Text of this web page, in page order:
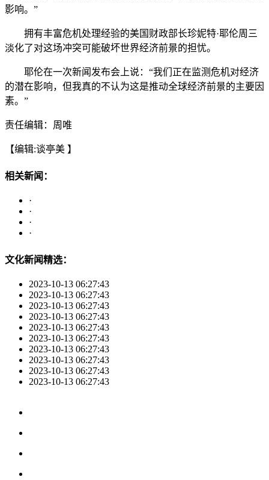
影响。”
拥有丰富危机处理经验的美国财政部长珍妮特·耶伦周三
淡化了对这场冲突可能破坏世界经济前景的担忧。
耶伦在一次新闻发布会上说：“我们正在监测危机对经济
的潜在影响，但我真的不认为这是推动全球经济前景的主要因
素。”
责任编辑：周唯
【编辑:谈亭美 】
相关新闻：
·
·
·
·
文化新闻精选：
2023-10-13 06:27:43
2023-10-13 06:27:43
2023-10-13 06:27:43
2023-10-13 06:27:43
2023-10-13 06:27:43
2023-10-13 06:27:43
2023-10-13 06:27:43
2023-10-13 06:27:43
2023-10-13 06:27:43
2023-10-13 06:27:43